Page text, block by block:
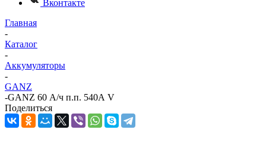
Вконтакте
Главная
-
Каталог
-
Аккумуляторы
-
GANZ
-GANZ 60 А/ч п.п. 540А V
Поделиться